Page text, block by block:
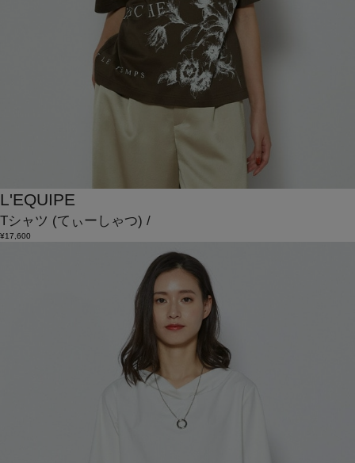
L'EQUIPE
Tシャツ (てぃーしゃつ) /
¥17,600